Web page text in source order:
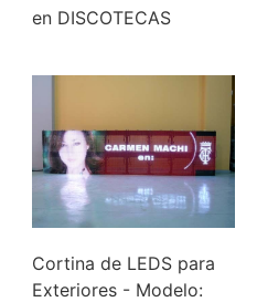
en DISCOTECAS
Cortina de LEDS para
Exteriores - Modelo: